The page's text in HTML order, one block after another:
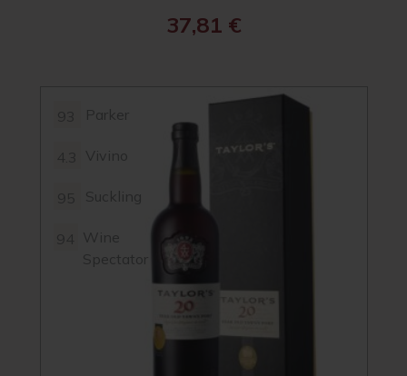
37,81 €
Parker
Vivino
Suckling
Wine
Spectator